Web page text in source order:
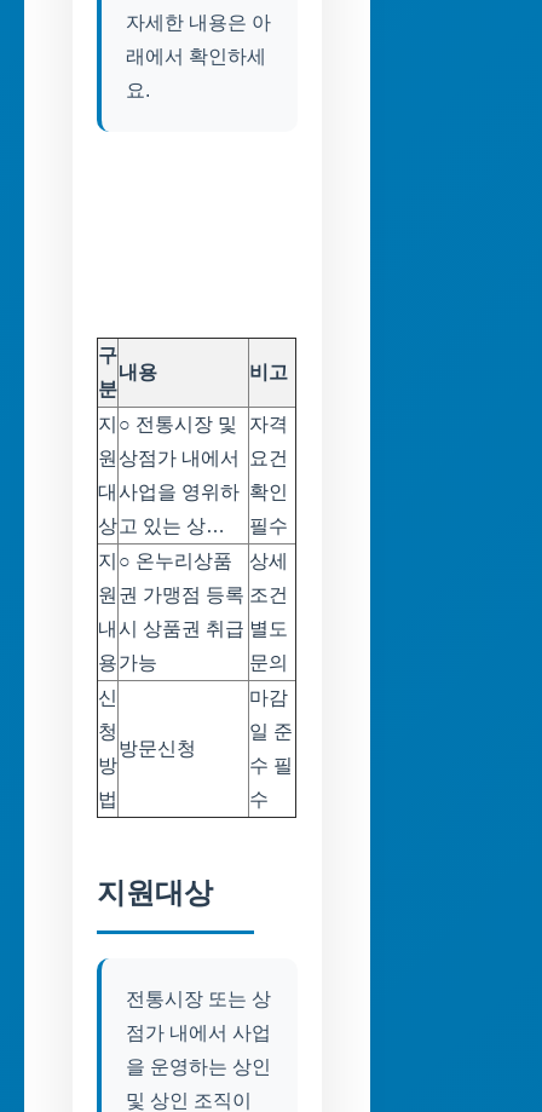
자세한 내용은 아
래에서 확인하세
요.
구
분
내용 비고
지
원
대
상
○ 전통시장 및
상점가 내에서
사업을 영위하
고 있는 상…
자격
요건
확인
필수
지
원
내
용
○ 온누리상품
권 가맹점 등록
시 상품권 취급
가능
상세
조건
별도
문의
신
청
방
법
방문신청
마감
일 준
수 필
수
지원대상
전통시장 또는 상
점가 내에서 사업
을 운영하는 상인
및 상인 조직이